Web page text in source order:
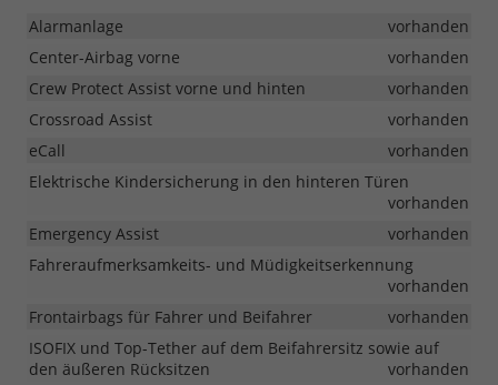
Alarmanlage
vorhanden
Center-Airbag vorne
vorhanden
Crew Protect Assist vorne und hinten
vorhanden
Crossroad Assist
vorhanden
eCall
vorhanden
Elektrische Kindersicherung in den hinteren Türen
vorhanden
Emergency Assist
vorhanden
Fahreraufmerksamkeits- und Müdigkeitserkennung
vorhanden
Frontairbags für Fahrer und Beifahrer
vorhanden
ISOFIX und Top-Tether auf dem Beifahrersitz sowie auf
den äußeren Rücksitzen
vorhanden